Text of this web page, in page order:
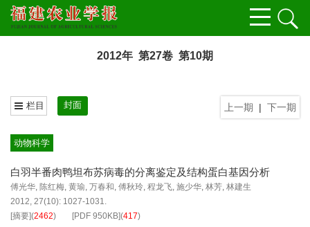
2012年 第27卷 第10期
上一期 | 下一期
栏目 封面
动物科学
白羽半番肉鸭坦布苏病毒的分离鉴定及结构蛋白基因分析
傅光华, 陈红梅, 黄瑜, 万春和, 傅秋玲, 程龙飞, 施少华, 林芳, 林建生
2012, 27(10): 1027-1031.
[摘要](2462) [PDF 950KB](417)